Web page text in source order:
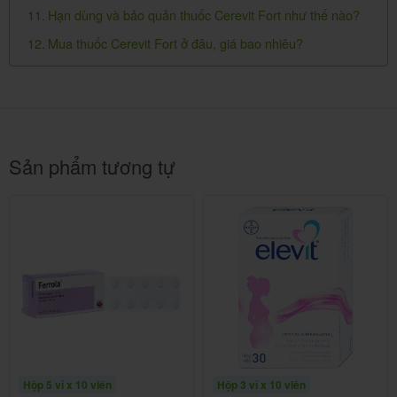
-Sản phẩm này không phải là thuốc không có tác
dụng thay thế thuốc chữa bệnh.
Tác dụng không mong muốn khi dùng
thuốc Cerevit Fort
-Mệt mỏi.
Hạn dùng và bảo quản thuốc Cerevit Fort như thế nào?
Mua thuốc Cerevit Fort ở đâu, giá bao nhiêu?
Sản phẩm tương tự
Hộp 5 vỉ x 10 viên Hộp 3 vỉ x 10 viên